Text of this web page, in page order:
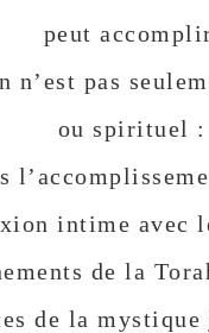
peut
pas
ou spirituel :
intime avec
de la
de la